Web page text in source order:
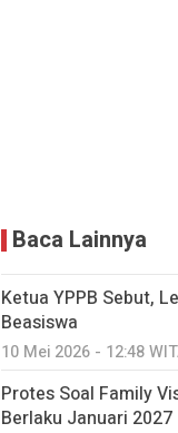
Baca Lainnya
Ketua YPPB Sebut,
Beasiswa
10 Mei 2026 - 12:48
Protes Soal Family
Berlaku Januari 2027